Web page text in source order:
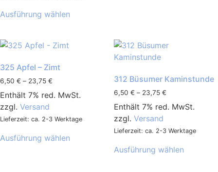
Ausführung wählen
325 Apfel – Zimt
6,50 € – 23,75 €
Enthält 7% red. MwSt.
zzgl. Versand
Lieferzeit: ca. 2-3 Werktage
Ausführung wählen
312 Büsumer Kaminstunde
6,50 € – 23,75 €
Enthält 7% red. MwSt.
zzgl. Versand
Lieferzeit: ca. 2-3 Werktage
Ausführung wählen